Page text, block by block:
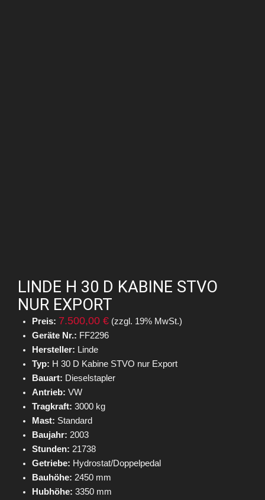
LINDE H 30 D KABINE STVO
NUR EXPORT
Preis: 7.500,00 €(zzgl. 19% MwSt.)
Geräte Nr.: FF2296
Hersteller: Linde
Typ: H 30 D Kabine STVO nur Export
Bauart: Dieselstapler
Antrieb: VW
Tragkraft: 3000 kg
Mast: Standard
Baujahr: 2003
Stunden: 21738
Getriebe: Hydrostat/Doppelpedal
Bauhöhe: 2450 mm
Hubhöhe: 3350 mm